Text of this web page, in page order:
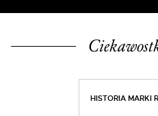
HISTORIA MARKI